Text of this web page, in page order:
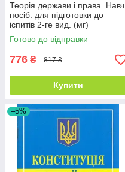
Теорія держави і права. Навч.
посіб. для підготовки до
іспитів 2-ге вид. (мг)
Готово до відправки
776 ₴ 817 ₴
Купити
–5%